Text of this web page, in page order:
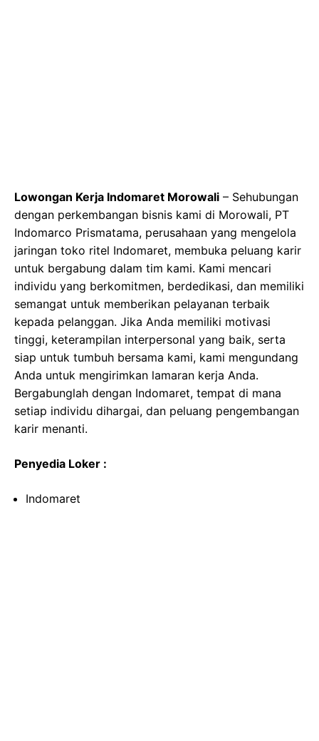
Lowongan Kerja Indomaret Morowali – Sehubungan
dengan perkembangan bisnis kami di Morowali, PT
Indomarco Prismatama, perusahaan yang mengelola
jaringan toko ritel Indomaret, membuka peluang karir
untuk bergabung dalam tim kami. Kami mencari
individu yang berkomitmen, berdedikasi, dan memiliki
semangat untuk memberikan pelayanan terbaik
kepada pelanggan. Jika Anda memiliki motivasi
tinggi, keterampilan interpersonal yang baik, serta
siap untuk tumbuh bersama kami, kami mengundang
Anda untuk mengirimkan lamaran kerja Anda.
Bergabunglah dengan Indomaret, tempat di mana
setiap individu dihargai, dan peluang pengembangan
karir menanti.
Penyedia Loker :
Indomaret